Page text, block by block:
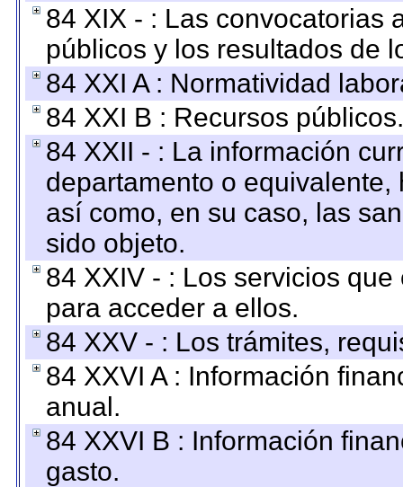
84 XIX - : Las convocatorias
públicos y los resultados de
84 XXI A : Normatividad
84 XXI B : Recursos públicos.
84 XXII - : La información
departamento o
así como, en su caso, las
sido objeto.
84 XXIV - : Los servicios
para acceder a ellos.
84 XXV - : Los trámites,
84 XXVI A : Información
anual.
84 XXVI B : Información
gasto.